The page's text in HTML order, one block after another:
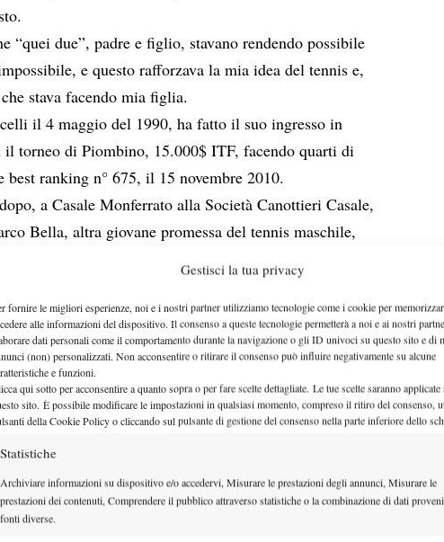
Gestisci la tua privacy
fornire le migliori esperienze, noi e i nostri partner utilizziamo tecnologie come i cookie per
alle informazioni del dispositivo. Il consenso a queste tecnologie permetterà a noi e ai nostri
dati personali come il comportamento durante la navigazione o gli ID univoci su questo sito e di
(non) personalizzati. Non acconsentire o ritirare il consenso può influire negativamente su alcune
e funzioni.
qui sotto per acconsentire a quanto sopra o per fare scelte dettagliate. Le tue scelte saranno applicate
sito. È possibile modificare le impostazioni in qualsiasi momento, compreso il ritiro del consenso,
della Cookie Policy o cliccando sul pulsante di gestione del consenso nella parte inferiore dello
Statistiche
Archiviare informazioni su dispositivo e/o accedervi, Misurare le prestazioni degli annunci, Misurare le
prestazioni dei contenuti, Comprendere il pubblico attraverso statistiche o la combinazione di dati
fonti diverse.
“quei due”, padre e figlio, stavano rendendo possibile
e questo rafforzava la mia idea del tennis e,
stava facendo mia figlia.
il 4 maggio del 1990, ha fatto il suo ingresso in
torneo di Piombino, 15.000$ ITF, facendo quarti di
best ranking n° 675, il 15 novembre 2010.
a Casale Monferrato alla Società Canottieri Casale,
Bella, altra giovane promessa del tennis maschile,
straordinaria figura nella vita di Erik, che stava lì,
le gesta del nipote.
era sempre piccolo ed esile, ma con una visione di gioco
continuava ad essere un mistero per i più, salvo
attributi soltanto il talento poteva giustificare il
era davanti a lui, altra dotazione fisica ed altri percorsi
avesse già qualche punto Atp, mentre Erik non ne
tempo. E si vedeva, anche se restava un atleta su cui
delle scuole avrebbe investito, perse come sono nel